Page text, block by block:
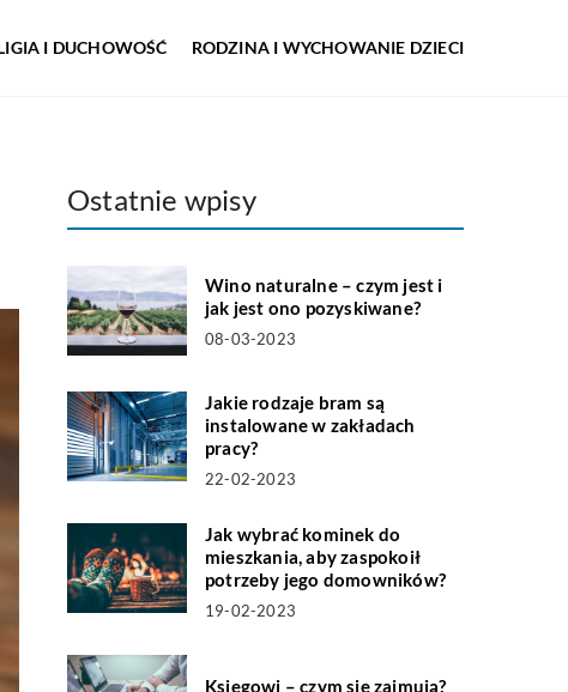
I DUCHOWOŚĆ RODZINA I WYCHOWANIE DZIECI
Ostatnie wpisy
Wino naturalne – czym jest i
jak jest ono pozyskiwane?
08-03-2023
Jakie rodzaje bram są
instalowane w zakładach
pracy?
22-02-2023
Jak wybrać kominek do
mieszkania, aby zaspokoił
potrzeby jego domowników?
19-02-2023
Księgowi – czym się zajmują?